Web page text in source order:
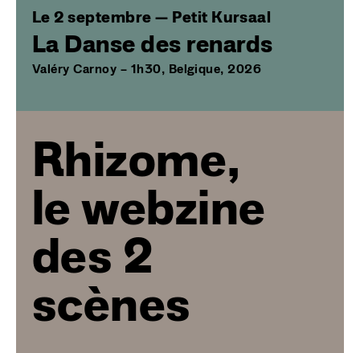
Le 2 septembre — Petit Kursaal
La Danse des renards
Valéry Carnoy – 1h30, Belgique, 2026
Rhizome,
le webzine
des 2
scènes